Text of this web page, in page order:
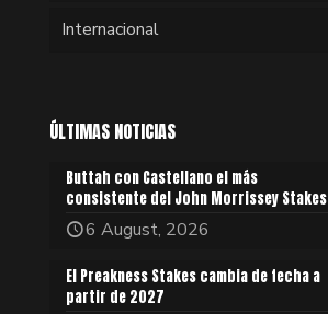
Internacional
ÚLTIMAS NOTICIAS
Buttah con Castellano el más
consistente del John Morrissey Stakes
6 August, 2026
El Preakness Stakes cambia de fecha a
partir de 2027